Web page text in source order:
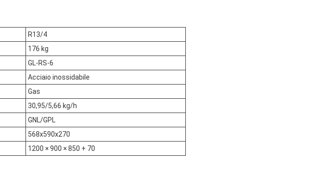
R13/4
176 kg
GL-RS-6
Acciaio inossidabile
Gas
30,95/5,66 kg/h
GNL/GPL
568x590x270
1200 × 900 × 850 + 70